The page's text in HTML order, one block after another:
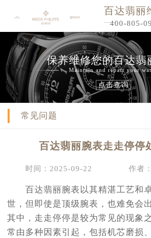
百达翡丽
400-805-
保养维修您的百达翡
Maintain and repair your
点击查询
常见问题
百达翡丽腕表走走停停
时间：2025-09-22 作者
百达翡丽腕表以其精湛工艺和
世，但即使是顶级腕表，也难免会
其中，走走停停是较为常见的现象
常由多种因素引起，包括机芯磨损